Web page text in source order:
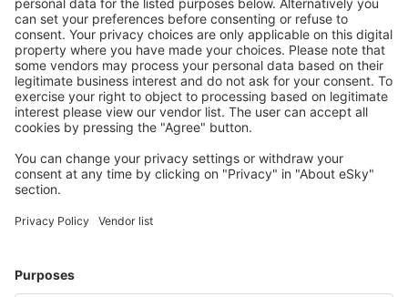
Economiseşte mai mult
Prețuri atractive și oferte speciale pentru utilizatorii
conectați.
Cazarea preferată
Alege din peste 1,3 mil. de opţiuni: hoteluri, cabane,
Cele mai căutate cazări de către utilizatorii eSky
Cazare în Toronto